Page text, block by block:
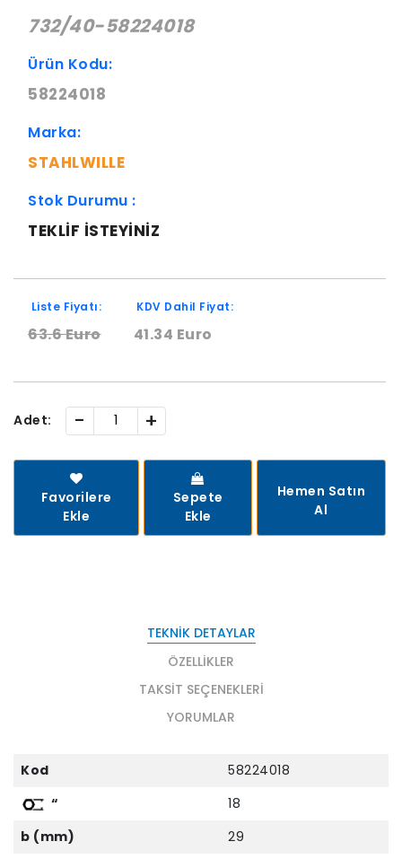
732/40-58224018
Ürün Kodu:
58224018
Marka:
STAHLWILLE
Stok Durumu :
TEKLIF ISTEYINIZ
Liste Fiyatı:
63.6 Euro
KDV Dahil Fiyat:
41.34 Euro
Adet: - +
Favorilere
Ekle
Sepete
Ekle
Hemen Satın
Al
TEKNIK DETAYLAR
ÖZELLIKLER
TAKSIT SEÇENEKLERI
YORUMLAR
Kod
58224018
“
18
b (mm)
29